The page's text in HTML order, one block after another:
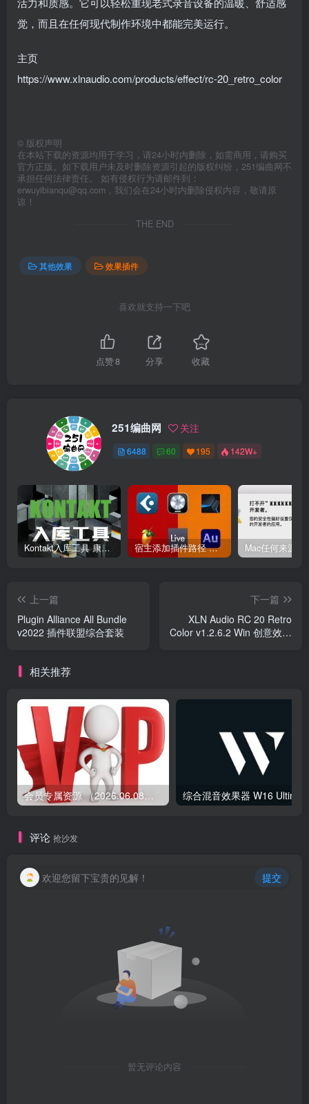
觉，而且在任何现代制作环境中都能完美运行。
主页
https://www.xlnaudio.com/products/effect/rc-20_retro_color
© 版权声明
在本站下载的资源均用于学习，请24小时内删除，如需商用，请购买
官方正版。如下载用户未及时删除资源引起的版权纠纷，251编曲网不
承担任何法律责任。 如有侵权行为请邮件到：
erwuyibianqu@qq.com，我们会在24小时内删除侵权内容，敬请原
谅！
THE END
其他效果 效果插件
喜欢就支持一下吧
点赞8 分享 收藏
251编曲网 关注
6488 60 195 142W+
Kontakt入库工具 康泰克入库教程 宿主添加插件路径 插件路径设置 VSTPlugins路径
上一篇
Plugin Alliance All Bundle
v2022 插件联盟综合套装
下一篇
XLN Audio RC 20 Retro
Color v1.2.6.2 Win 创意效果
相关推荐
会员专属资源 （2026.06.08更新）
评论 抢沙发
欢迎您留下宝贵的见解！ 提交
暂无评论内容